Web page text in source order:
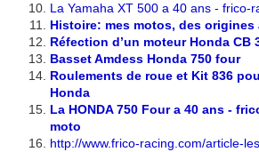
La Yamaha XT 500 a 40 ans - frico-
Histoire: mes motos, des origines
Réfection d’un moteur Honda CB
Basset Amdess Honda 750 four
Roulements de roue et Kit 836
Honda
La HONDA 750 Four a 40 ans -
moto
http://www.frico-racing.com/article-